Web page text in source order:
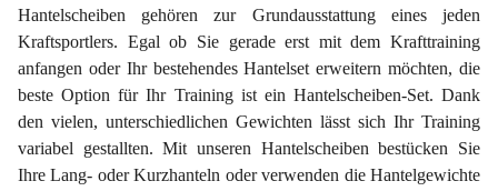
Hantelscheiben gehören zur Grundausstattung eines jeden
Kraftsportlers. Egal ob Sie gerade erst mit dem Krafttraining
anfangen oder Ihr bestehendes Hantelset erweitern möchten, die
beste Option für Ihr Training ist ein Hantelscheiben-Set. Dank
den vielen, unterschiedlichen Gewichten lässt sich Ihr Training
variabel gestallten. Mit unseren Hantelscheiben bestücken Sie
Ihre Lang- oder Kurzhanteln oder verwenden die Hantelgewichte